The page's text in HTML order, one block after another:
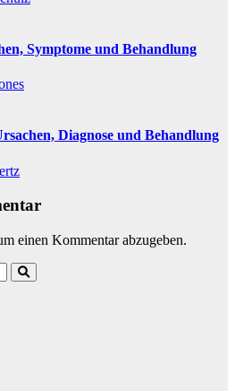
Symptome und Behandlung
Diagnose und Behandlung
einen Kommentar abzugeben.